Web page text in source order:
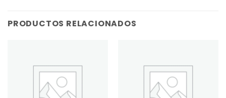
PRODUCTOS RELACIONADOS